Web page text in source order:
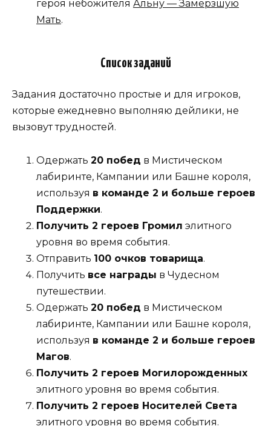
героя небожителя Альну — Замерзшую
Мать.
Список заданий
Задания достаточно простые и для игроков,
которые ежедневно выполняю дейлики, не
вызовут трудностей.
Одержать 20 побед в Мистическом
лабиринте, Кампании или Башне короля,
используя в команде 2 и больше героев
Поддержки.
Получить 2 героев Громил элитного
уровня во время события.
Отправить 100 очков товарища.
Получить все награды в Чудесном
путешествии.
Одержать 20 побед в Мистическом
лабиринте, Кампании или Башне короля,
используя в команде 2 и больше героев
Магов.
Получить 2 героев Могилорожденных
элитного уровня во время события.
Получить 2 героев Носителей Света
элитного уровня во время события.